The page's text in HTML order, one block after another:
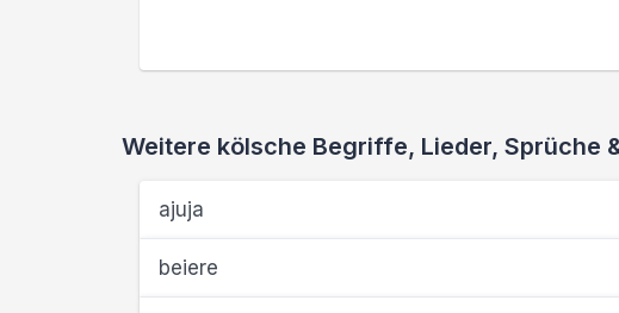
Weitere kölsche Begriffe, Lieder, Sprüche
ajuja
beiere